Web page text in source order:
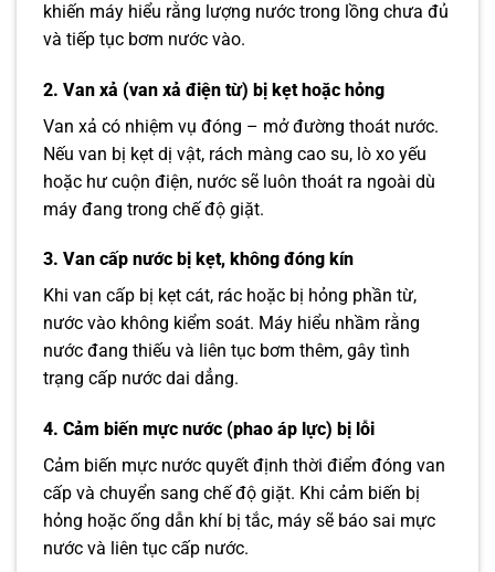
khiến máy hiểu rằng lượng nước trong lồng chưa đủ
và tiếp tục bơm nước vào.
2. Van xả (van xả điện từ) bị kẹt hoặc hỏng
Van xả có nhiệm vụ đóng – mở đường thoát nước.
Nếu van bị kẹt dị vật, rách màng cao su, lò xo yếu
hoặc hư cuộn điện, nước sẽ luôn thoát ra ngoài dù
máy đang trong chế độ giặt.
3. Van cấp nước bị kẹt, không đóng kín
Khi van cấp bị kẹt cát, rác hoặc bị hỏng phần từ,
nước vào không kiểm soát. Máy hiểu nhầm rằng
nước đang thiếu và liên tục bơm thêm, gây tình
trạng cấp nước dai dẳng.
4. Cảm biến mực nước (phao áp lực) bị lỗi
Cảm biến mực nước quyết định thời điểm đóng van
cấp và chuyển sang chế độ giặt. Khi cảm biến bị
hỏng hoặc ống dẫn khí bị tắc, máy sẽ báo sai mực
nước và liên tục cấp nước.